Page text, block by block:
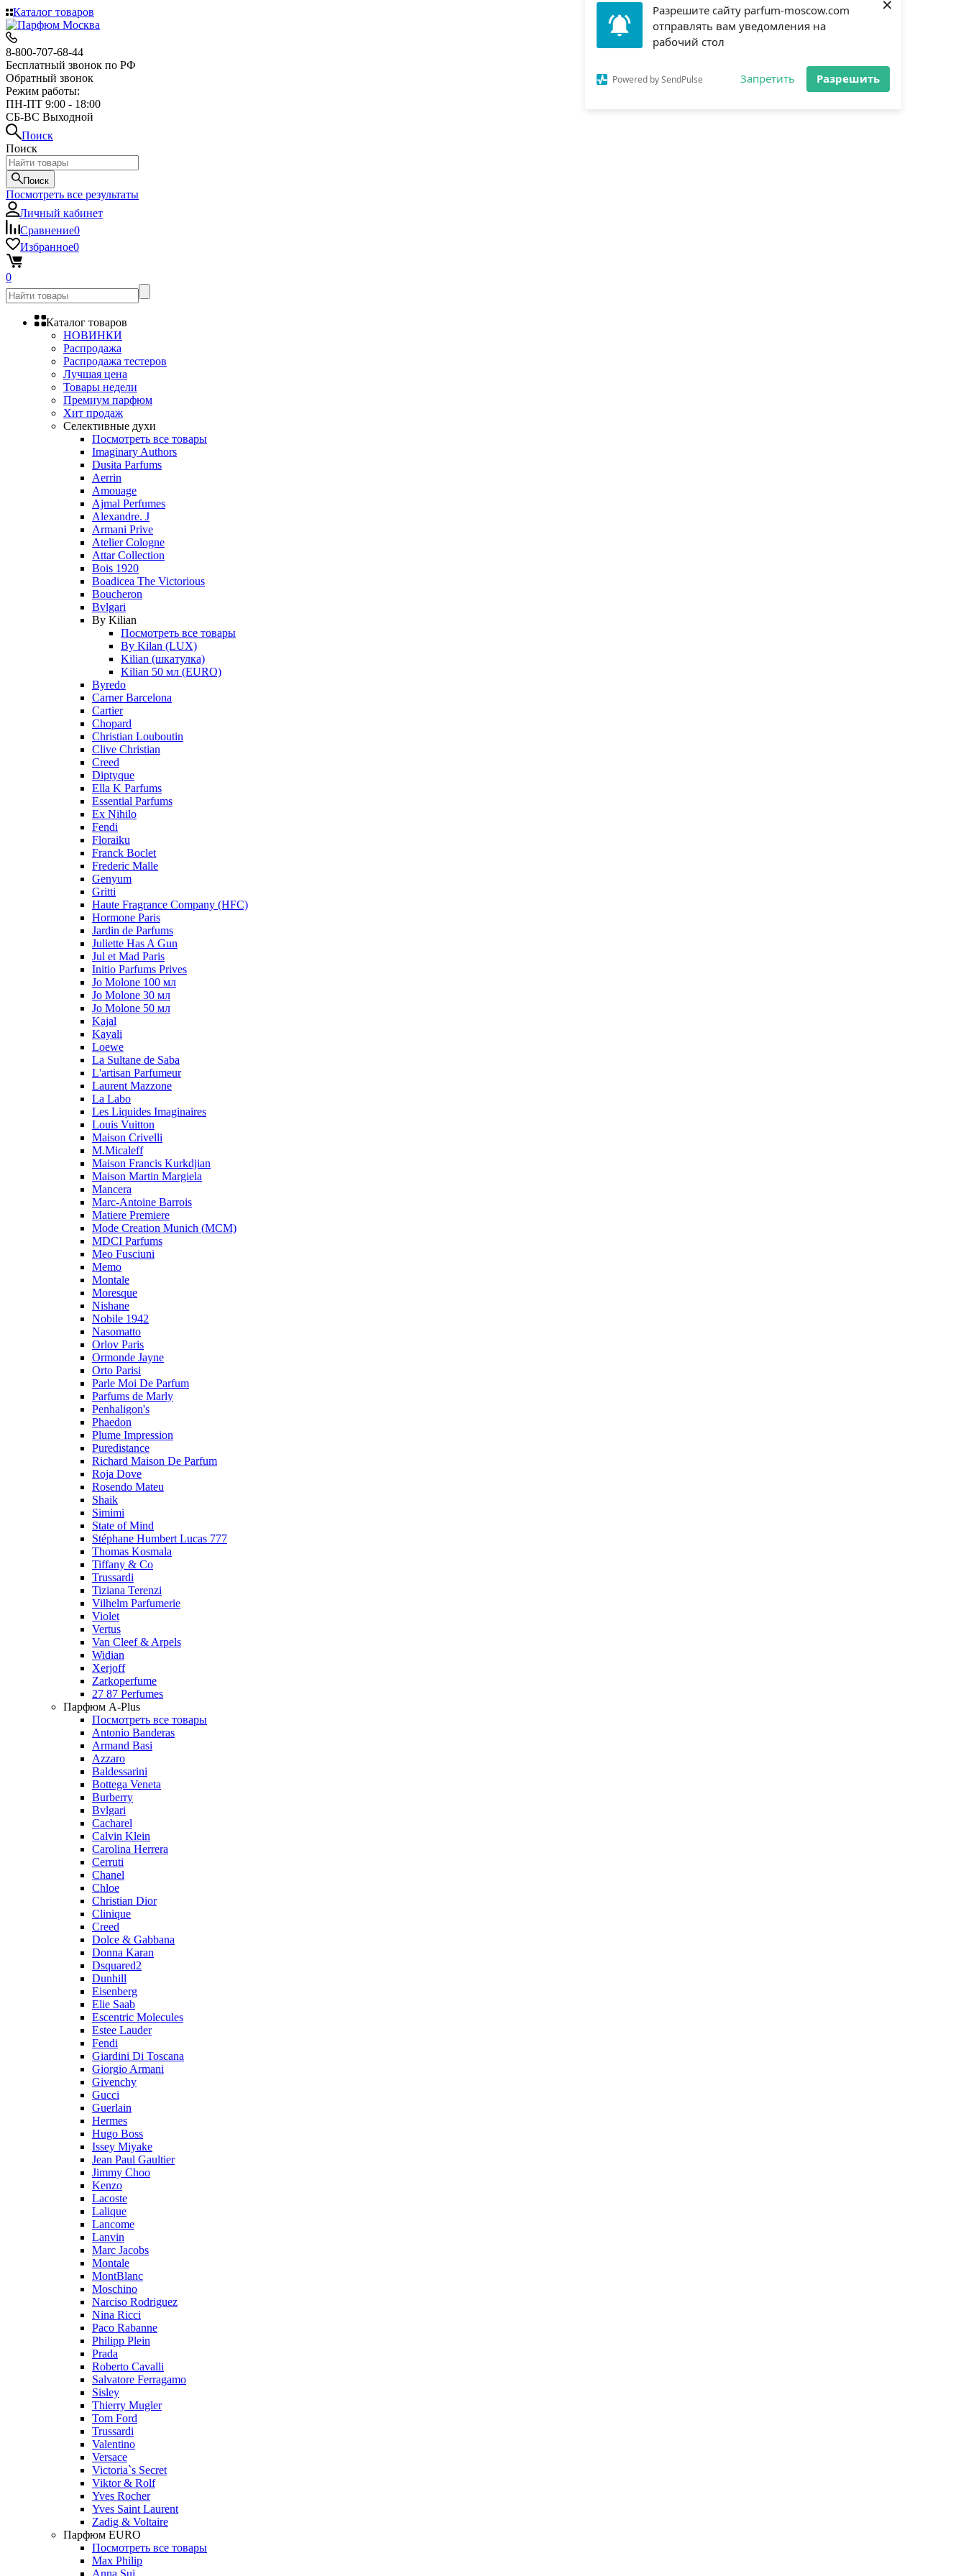
Разрешите сайту parfum-moscow.com
отправлять вам уведомления на
рабочий стол
Запретить Разрешить
×
Каталог товаров
8-800-707-68-44
Бесплатный звонок по РФ
Обратный звонок
Режим работы:
ПН-ПТ 9:00 - 18:00
СБ-ВС Выходной
Поиск
Поиск
Поиск
Посмотреть все результаты
Личный кабинет
Сравнение0
Избранное0
0
Каталог товаров
НОВИНКИ
Распродажа
Распродажа тестеров
Лучшая цена
Товары недели
Премиум парфюм
Хит продаж
Селективные духи
Посмотреть все товары
Imaginary Authors
Dusita Parfums
Aerrin
Amouage
Ajmal Perfumes
Alexandre. J
Armani Prive
Atelier Cologne
Attar Collection
Bois 1920
Boadicea The Victorious
Boucheron
Bvlgari
By Kilian
Посмотреть все товары
By Kilan (LUX)
Kilian (шкатулка)
Kilian 50 мл (EURO)
Byredo
Carner Barcelona
Cartier
Chopard
Christian Louboutin
Clive Christian
Creed
Diptyque
Ella K Parfums
Essential Parfums
Ex Nihilo
Fendi
Floraiku
Franck Boclet
Frederic Malle
Genyum
Gritti
Haute Fragrance Company (HFC)
Hormone Paris
Jardin de Parfums
Juliette Has A Gun
Jul et Mad Paris
Initio Parfums Prives
Jo Molone 100 мл
Jo Molone 30 мл
Jo Molone 50 мл
Kajal
Kayali
Loewe
La Sultane de Saba
L'artisan Parfumeur
Laurent Mazzone
La Labo
Les Liquides Imaginaires
Louis Vuitton
Maison Crivelli
M.Micaleff
Maison Francis Kurkdjian
Maison Martin Margiela
Mancera
Marc-Antoine Barrois
Matiere Premiere
Mode Creation Munich (MCM)
MDCI Parfums
Meo Fusciuni
Memo
Montale
Moresque
Nishane
Nobile 1942
Nasomatto
Orlov Paris
Ormonde Jayne
Orto Parisi
Parle Moi De Parfum
Parfums de Marly
Penhaligon's
Phaedon
Plume Impression
Puredistance
Richard Maison De Parfum
Roja Dove
Rosendo Mateu
Shaik
Simimi
State of Mind
Stéphane Humbert Lucas 777
Thomas Kosmala
Tiffany & Co
Trussardi
Tiziana Terenzi
Vilhelm Parfumerie
Violet
Vertus
Van Cleef & Arpels
Widian
Xerjoff
Zarkoperfume
27 87 Perfumes
Парфюм A-Plus
Посмотреть все товары
Antonio Banderas
Armand Basi
Azzaro
Baldessarini
Bottega Veneta
Burberry
Bvlgari
Cacharel
Calvin Klein
Carolina Herrera
Cerruti
Chanel
Chloe
Christian Dior
Clinique
Creed
Dolce & Gabbana
Donna Karan
Dsquared2
Dunhill
Eisenberg
Elie Saab
Escentric Molecules
Estee Lauder
Fendi
Giardini Di Toscana
Giorgio Armani
Givenchy
Gucci
Guerlain
Hermes
Hugo Boss
Issey Miyake
Jean Paul Gaultier
Jimmy Choo
Kenzo
Lacoste
Lalique
Lancome
Lanvin
Marc Jacobs
Montale
MontBlanc
Moschino
Narciso Rodriguez
Nina Ricci
Paco Rabanne
Philipp Plein
Prada
Roberto Cavalli
Salvatore Ferragamo
Sisley
Thierry Mugler
Tom Ford
Trussardi
Valentino
Versace
Victoria`s Secret
Viktor & Rolf
Yves Rocher
Yves Saint Laurent
Zadig & Voltaire
Парфюм EURO
Посмотреть все товары
Max Philip
Anna Sui